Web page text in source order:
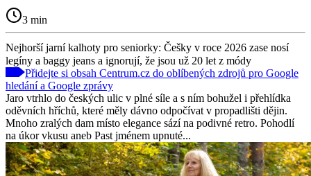
3 min
Nejhorší jarní kalhoty pro seniorky: Češky v roce 2026 zase nosí
legíny a baggy jeans a ignorují, že jsou už 20 let z módy
Přidejte si obsah Centrum.cz do oblíbených zdrojů pro Google
hledání a Google zprávy
Jaro vtrhlo do českých ulic v plné síle a s ním bohužel i přehlídka
oděvních hříchů, které měly dávno odpočívat v propadlišti dějin.
Mnoho zralých dam místo elegance sází na podivné retro. Pohodlí
na úkor vkusu aneb Past jménem upnuté...